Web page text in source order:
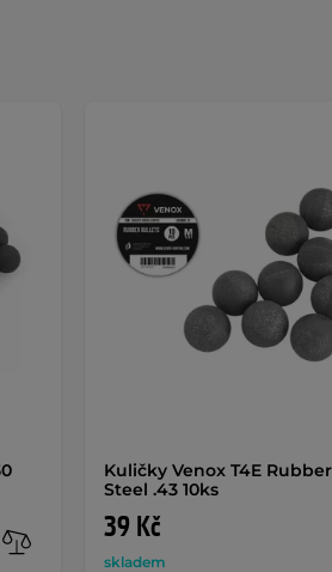
Kuličky Venox T4E
Steel .43 10ks
39 Kč
skladem